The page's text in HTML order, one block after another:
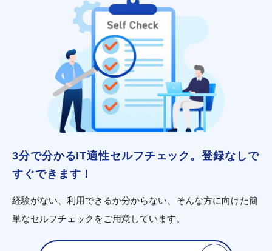
3分で分かるIT適性セルフチェック。登録なしで
すぐできます！
経験がない、利用できるか分からない、そんな方に向けた簡
単なセルフチェックをご用意しています。